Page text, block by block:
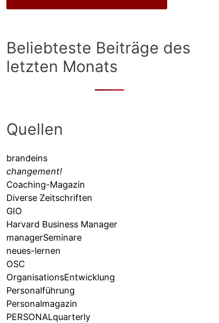
Beliebteste Beiträge des
letzten Monats
Quellen
brandeins
changement!
Coaching-Magazin
Diverse Zeitschriften
GIO
Harvard Business Manager
managerSeminare
neues-lernen
OSC
OrganisationsEntwicklung
Personalführung
Personalmagazin
PERSONALquarterly